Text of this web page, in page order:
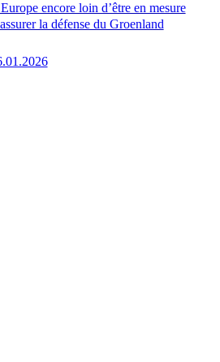
encore loin d’être en mesure
la défense du Groenland